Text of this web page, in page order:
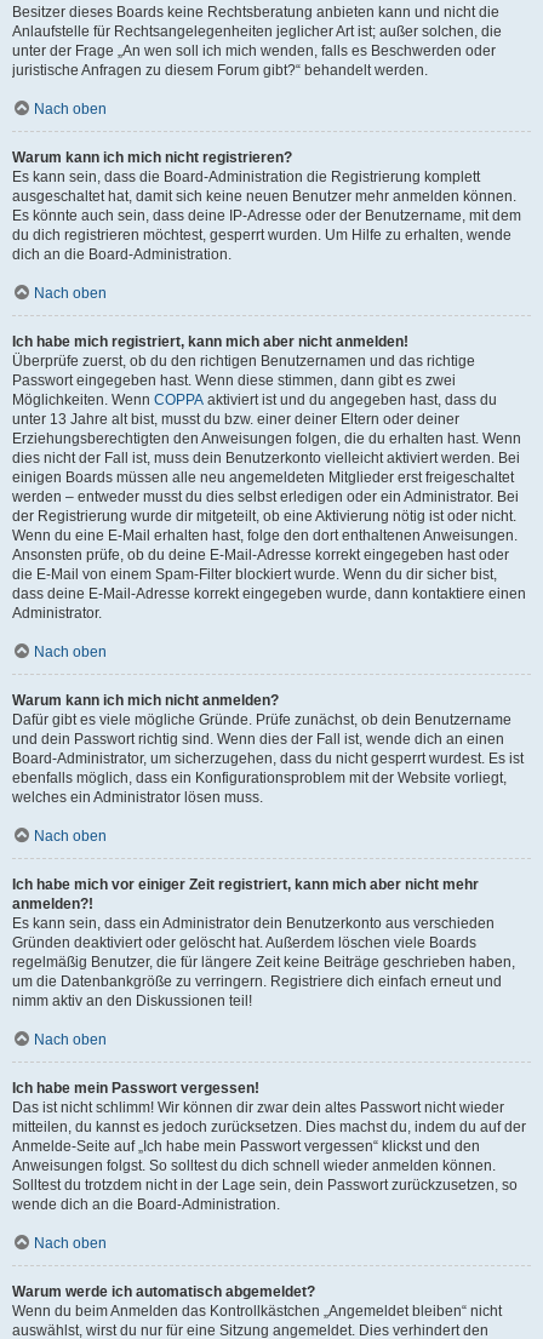
Besitzer dieses Boards keine Rechtsberatung anbieten kann und nicht die
Anlaufstelle für Rechtsangelegenheiten jeglicher Art ist; außer solchen, die
unter der Frage „An wen soll ich mich wenden, falls es Beschwerden oder
juristische Anfragen zu diesem Forum gibt?“ behandelt werden.
Nach oben
Warum kann ich mich nicht registrieren?
Es kann sein, dass die Board-Administration die Registrierung komplett
ausgeschaltet hat, damit sich keine neuen Benutzer mehr anmelden können.
Es könnte auch sein, dass deine IP-Adresse oder der Benutzername, mit dem
du dich registrieren möchtest, gesperrt wurden. Um Hilfe zu erhalten, wende
dich an die Board-Administration.
Nach oben
Ich habe mich registriert, kann mich aber nicht anmelden!
Überprüfe zuerst, ob du den richtigen Benutzernamen und das richtige
Passwort eingegeben hast. Wenn diese stimmen, dann gibt es zwei
Möglichkeiten. Wenn COPPA aktiviert ist und du angegeben hast, dass du
unter 13 Jahre alt bist, musst du bzw. einer deiner Eltern oder deiner
Erziehungsberechtigten den Anweisungen folgen, die du erhalten hast. Wenn
dies nicht der Fall ist, muss dein Benutzerkonto vielleicht aktiviert werden. Bei
einigen Boards müssen alle neu angemeldeten Mitglieder erst freigeschaltet
werden – entweder musst du dies selbst erledigen oder ein Administrator. Bei
der Registrierung wurde dir mitgeteilt, ob eine Aktivierung nötig ist oder nicht.
Wenn du eine E-Mail erhalten hast, folge den dort enthaltenen Anweisungen.
Ansonsten prüfe, ob du deine E-Mail-Adresse korrekt eingegeben hast oder
die E-Mail von einem Spam-Filter blockiert wurde. Wenn du dir sicher bist,
dass deine E-Mail-Adresse korrekt eingegeben wurde, dann kontaktiere einen
Administrator.
Nach oben
Warum kann ich mich nicht anmelden?
Dafür gibt es viele mögliche Gründe. Prüfe zunächst, ob dein Benutzername
und dein Passwort richtig sind. Wenn dies der Fall ist, wende dich an einen
Board-Administrator, um sicherzugehen, dass du nicht gesperrt wurdest. Es ist
ebenfalls möglich, dass ein Konfigurationsproblem mit der Website vorliegt,
welches ein Administrator lösen muss.
Nach oben
Ich habe mich vor einiger Zeit registriert, kann mich aber nicht mehr
anmelden?!
Es kann sein, dass ein Administrator dein Benutzerkonto aus verschieden
Gründen deaktiviert oder gelöscht hat. Außerdem löschen viele Boards
regelmäßig Benutzer, die für längere Zeit keine Beiträge geschrieben haben,
um die Datenbankgröße zu verringern. Registriere dich einfach erneut und
nimm aktiv an den Diskussionen teil!
Nach oben
Ich habe mein Passwort vergessen!
Das ist nicht schlimm! Wir können dir zwar dein altes Passwort nicht wieder
mitteilen, du kannst es jedoch zurücksetzen. Dies machst du, indem du auf der
Anmelde-Seite auf „Ich habe mein Passwort vergessen“ klickst und den
Anweisungen folgst. So solltest du dich schnell wieder anmelden können.
Solltest du trotzdem nicht in der Lage sein, dein Passwort zurückzusetzen, so
wende dich an die Board-Administration.
Nach oben
Warum werde ich automatisch abgemeldet?
Wenn du beim Anmelden das Kontrollkästchen „Angemeldet bleiben“ nicht
auswählst, wirst du nur für eine Sitzung angemeldet. Dies verhindert den